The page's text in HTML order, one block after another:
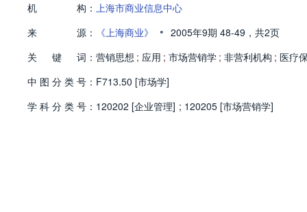
机
构： 上海市商业信息中心
来
源： 《上海商业》 • 2005年9期 48-49， 共2页
关
键 词： 营销思想 ; 应用 ; 市场营销学 ; 非营利机构 ; 医疗
中 图 分 类 号： F713.50 [市场学]
学 科 分 类 号： 120202 [企业管理] ; 120205 [市场营销学]